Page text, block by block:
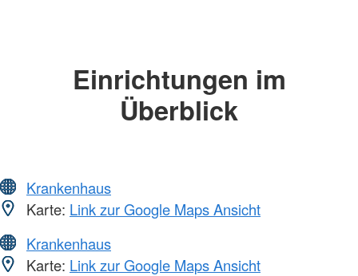
Einrichtungen im
Überblick
Krankenhaus
Karte: Link zur Google Maps Ansicht
Krankenhaus
Karte: Link zur Google Maps Ansicht